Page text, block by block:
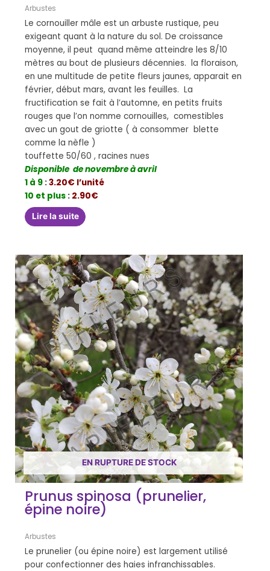
Arbustes
Le cornouiller mâle est un arbuste rustique, peu
exigeant quant à la nature du sol. De croissance
moyenne, il peut quand même atteindre les 8/10
mètres au bout de plusieurs décennies. la floraison,
en une multitude de petite fleurs jaunes, apparait en
février, début mars, avant les feuilles. La
fructification se fait à l’automne, en petits fruits
rouges que l’on nomme cornouilles, comestibles
avec un gout de griotte ( à consommer blette
comme la nèfle )
touffette 50/60 , racines nues
Disponible de novembre à avril
1 à 9 :3.20€ l’unité
10 et plus : 2.90€
Lire la suite
EN RUPTURE DE STOCK
Prunus spinosa (prunelier,
épine noire)
Arbustes
Le prunelier (ou épine noire) est largement utilisé
pour confectionner des haies infranchissables.